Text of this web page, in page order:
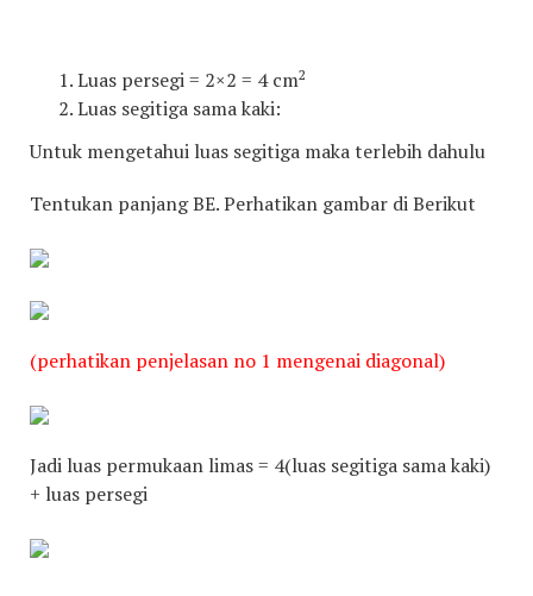
Luas persegi = 2×2 = 4 cm2
Luas segitiga sama kaki:
Untuk mengetahui luas segitiga maka terlebih dahulu
Tentukan panjang BE. Perhatikan gambar di Berikut
(perhatikan penjelasan no 1 mengenai diagonal)
Jadi luas permukaan limas = 4(luas segitiga sama kaki)
+ luas persegi